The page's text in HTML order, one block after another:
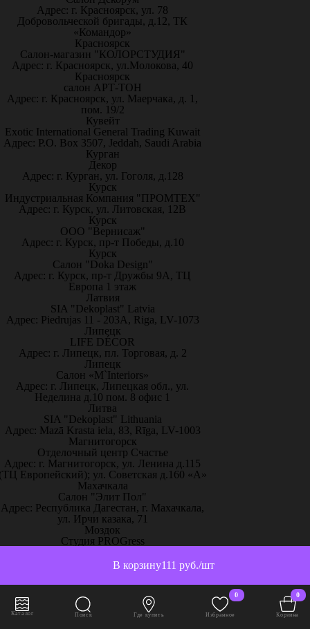
111 руб./шт
В корзину
Адрес: г. Красноярск, ул. 78
Добровольческой бригады, д.12, ТК
«Командор»
Красноярск
Салон-магазин "КОЛОРСТУДИЯ"
Адрес: г. Красноярск, ул.Молокова, 40
Красноярск
салон АРТ-ТОН
Адрес: г. Красноярск, ул. Маерчака, д. 1,
пом. 19/2
Кувейт
Exotic International General Trading Kuwait
Адрес: P.O. Box 3507, Jeddah, Saudi Arabia
Курган
Декор
Адрес: г. Курган, ул. Гоголя, д.128
Курск
Индустриальная Компания "ПРОМТЕХ"
Адрес: г. Курск, ул. Литовская, 12В
Курск
ООО "Вернисаж"
Адрес: г. Курск, пр-т Победы, д.10
Курск
Салон "Doka Design"
Адрес: г. Курск, пр-т Дружбы 9А, ТЦ
Европа 1 этаж
Латвия
SIA "Dekoplast" Latvia
Адрес: Piedrujas 11 - 203A, Riga, LV-1073
Липецк
LIFE DÉCOR
Адрес: г. Липецк, пл. Торговая, д. 2
Липецк
Салон «M`Interiors»
Адрес: г. Липецк, Липецкая обл., ул.
Неделина д.10 пом. 8 офис 1
Литва
SIA "Dekoplast" Lithuania
Адрес: Mazā Krasta iela, 83, Rīga, LV-1003
Магнитогорск
Отделочный центр Счастье
Адрес: г. Магнитогорск, ул. Ленина д.115
Европейский); ул. Советская д.160 «А»
Махачкала
Салон "Элит Пол"
Адрес: Республика Дагестан, г. Махачкала,
ул. Ирчи казака, 71
Моздок
Студия PROGress
Моздок, ул.Кирова, 145а
"Декор Интерьер" Тц Город
Адрес: г. Москва, ш. Энтузиастов, 12, 3й
этаж, "Декор Интерьер"
Москва
Каталог Поиск Где купить
0
Избранное
0
Корзина